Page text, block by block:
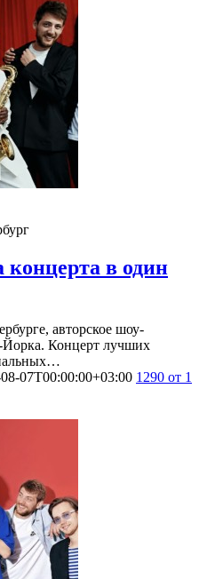
концерта в один
авторское шоу-
Йорка. Концерт лучших
07T00:00:00+03:00 1290 от 1